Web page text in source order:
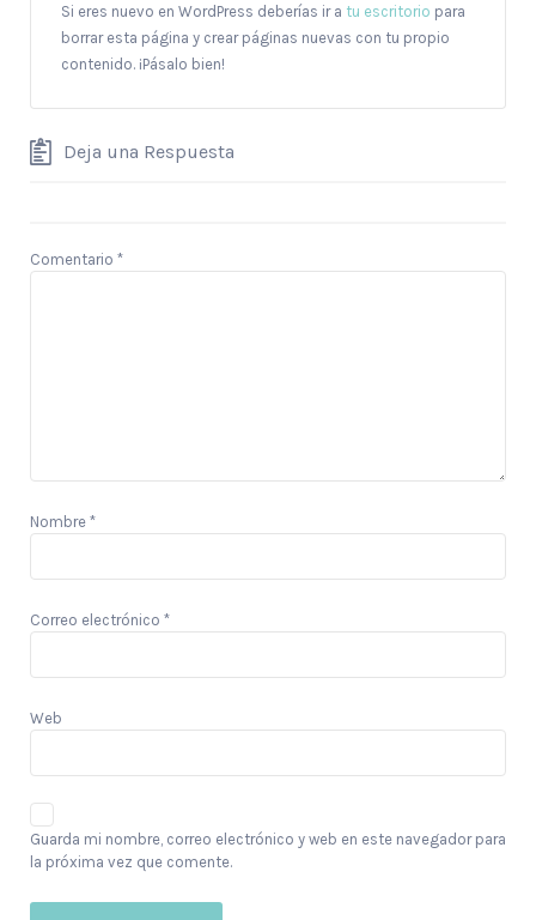
Si eres nuevo en WordPress deberías ir a tu escritorio para
borrar esta página y crear páginas nuevas con tu propio
contenido. ¡Pásalo bien!
Deja una Respuesta
Comentario *
Nombre *
Correo electrónico *
Web
Guarda mi nombre, correo electrónico y web en este navegador para
la próxima vez que comente.